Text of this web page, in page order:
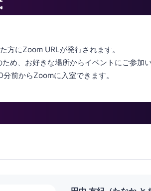
方にZoom URLが発行されます。
め、お好きな場所からイベントにご参加い
前からZoomに入室できます。